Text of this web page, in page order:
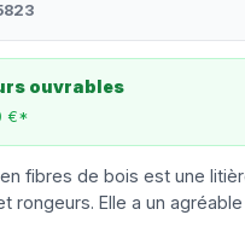
ouvrables
€*
en fibres de bois est une
rongeurs. Elle a un